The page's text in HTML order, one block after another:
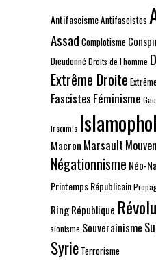
AntifascismeAntifascistes
Assad Complotisme
DieudonnéDroits de l'homme
Extrême Droite
Fascistes Féminisme
Insoumis
Macron Marsault
Négationnisme Néo-
Printemps Républicain
RingRépublique
sionisme Souverainisme
Syrie Terrorisme